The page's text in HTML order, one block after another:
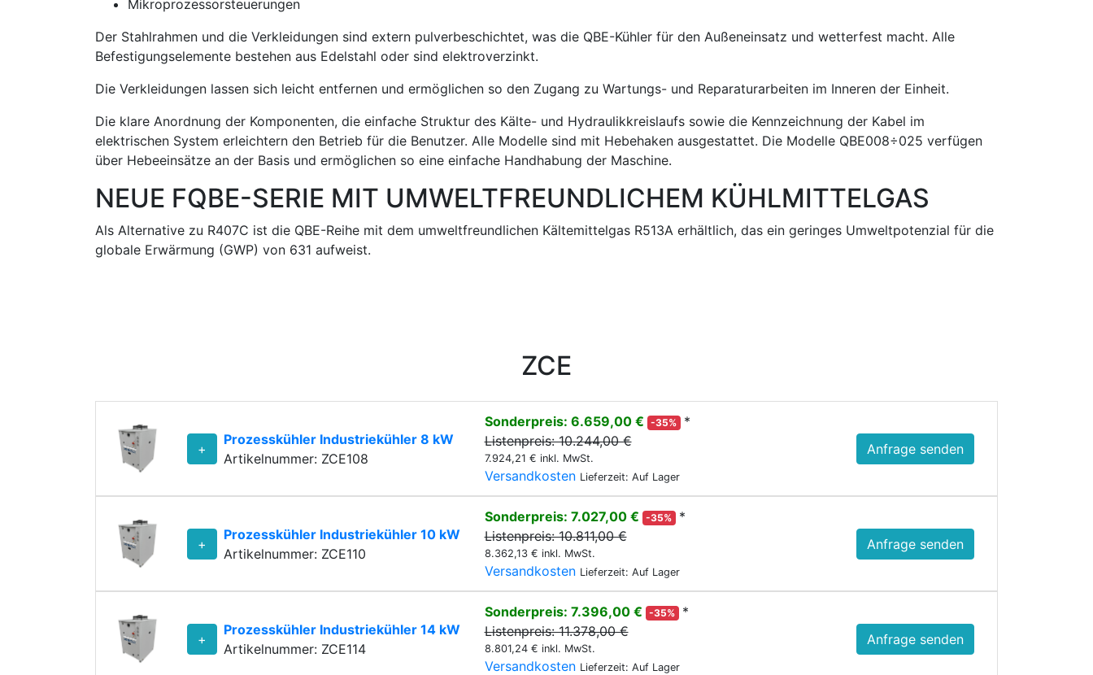
Mikroprozessorsteuerungen
Der Stahlrahmen und die Verkleidungen sind extern pulverbeschichtet, was die QBE-Kühler für den Außeneinsatz und wetterfest macht. Alle
Befestigungselemente bestehen aus Edelstahl oder sind elektroverzinkt.
Die Verkleidungen lassen sich leicht entfernen und ermöglichen so den Zugang zu Wartungs- und Reparaturarbeiten im Inneren der Einheit.
Die klare Anordnung der Komponenten, die einfache Struktur des Kälte- und Hydraulikkreislaufs sowie die Kennzeichnung der Kabel im
elektrischen System erleichtern den Betrieb für die Benutzer. Alle Modelle sind mit Hebehaken ausgestattet. Die Modelle QBE008÷025 verfügen
über Hebeeinsätze an der Basis und ermöglichen so eine einfache Handhabung der Maschine.
NEUE FQBE-SERIE MIT UMWELTFREUNDLICHEM KÜHLMITTELGAS
Als Alternative zu R407C ist die QBE-Reihe mit dem umweltfreundlichen Kältemittelgas R513A erhältlich, das ein geringes Umweltpotenzial für die
globale Erwärmung (GWP) von 631 aufweist.
ZCE
+
Prozesskühler Industriekühler 8 kW
Artikelnummer: ZCE108
Sonderpreis: 6.659,00 € -35%
*
Listenpreis: 10.244,00 €
7.924,21 € inkl. MwSt.
Versandkosten Lieferzeit: Auf Lager
Anfrage senden
+
Prozesskühler Industriekühler 10 kW
Artikelnummer: ZCE110
Sonderpreis: 7.027,00 € -35%
*
Listenpreis: 10.811,00 €
8.362,13 € inkl. MwSt.
Versandkosten Lieferzeit: Auf Lager
Anfrage senden
+
Prozesskühler Industriekühler 14 kW
Artikelnummer: ZCE114
Sonderpreis: 7.396,00 € -35%
*
Listenpreis: 11.378,00 €
8.801,24 € inkl. MwSt.
Versandkosten Lieferzeit: Auf Lager
Anfrage senden